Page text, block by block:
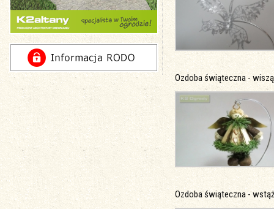
Ozdoba świąteczna -
Ozdoba świąteczna -